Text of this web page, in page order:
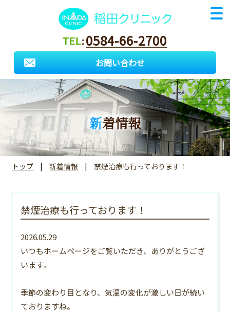
0584-66-2700
お問い合わせ
新着情報
トップ 新着情報 禁煙治療も行っております！
禁煙治療も行っております！
2026.05.29
いつもホームページをご覧いただき、ありがとうござ
います。
季節の変わり目となり、気温の変化が激しい日が続い
ておりますね。